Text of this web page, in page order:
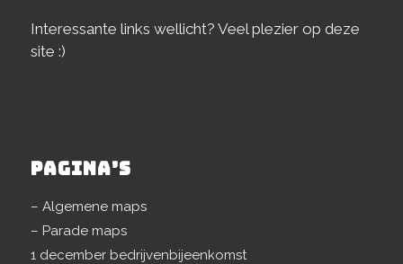
Interessante links wellicht? Veel plezier op deze
site :)
PAGINA’S
– Algemene maps
– Parade maps
1 december bedrijvenbijeenkomst